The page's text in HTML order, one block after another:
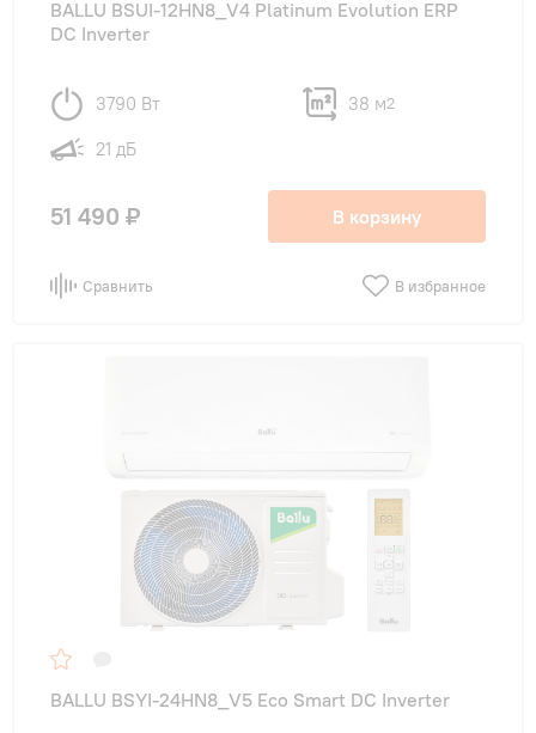
BALLU BSUI-12HN8_V4 Platinum Evolution ERP
DC Inverter
3790 Вт 38 м2
21 дБ
51 490 ₽ В корзину
Сравнить В избранное
BALLU BSYI-24HN8_V5 Eco Smart DC Inverter